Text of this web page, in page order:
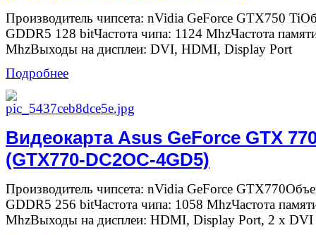
Производитель чипсета: nVidia GeForce GTX750
GDDR5 128 bitЧастота чипа: 1124 MhzЧастота
MhzВыходы на дисплеи: DVI, HDMI, Display Port
Подробнее
Видеокарта Asus GeForce GTX
(GTX770-DC2OC-4GD5)
Производитель чипсета: nVidia GeForce
GDDR5 256 bitЧастота чипа: 1058 MhzЧастота
MhzВыходы на дисплеи: HDMI, Display Port, 2 x DVI